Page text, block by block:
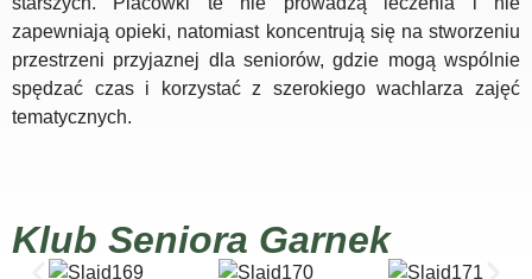
zapewniają opieki, natomiast koncentrują się na stworzeniu
przestrzeni przyjaznej dla seniorów, gdzie mogą wspólnie
spędzać czas i korzystać z szerokiego wachlarza zajęć
tematycznych.
Klub Seniora Garnek